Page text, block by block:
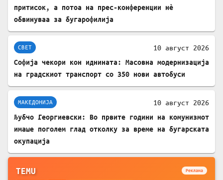
притисок, а потоа на прес-конференции нè
обвинуваа за бугарофилија
СВЕТ 10 август 2026
Софија чекори кон иднината: Масовна модернизација
на градскиот транспорт со 350 нови автобуси
МАКЕДОНИЈА 10 август 2026
Љубчо Георгиевски: Во првите години на комунизмот
имаше поголем глад отколку за време на бугарската
окупација
TEMU Реклама